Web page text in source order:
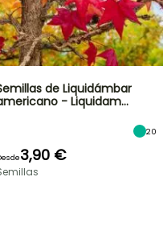
de Liquidámbar
- Liquidam…
20
3,90 €